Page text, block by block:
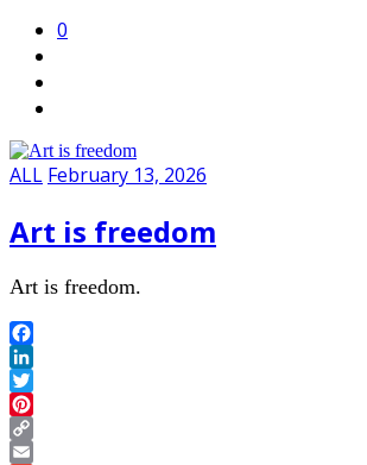
0
ALL February 13, 2026
Art is freedom
Art is freedom.
Facebook
LinkedIn
Twitter
Pinterest
Copy